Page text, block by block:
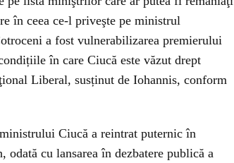
în ceea ce-l priveşte pe ministrul
a fost vulnerabilizarea premierului
în care Ciucă este văzut drept
Liberal, susținut de Iohannis, conform
Ciucă a reintrat puternic în
cu lansarea în dezbatere publică a